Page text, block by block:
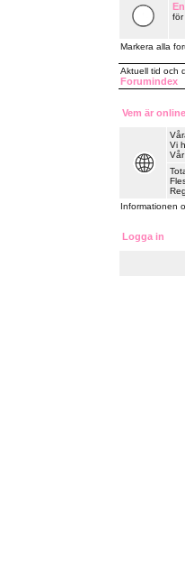
för
Markera alla
Aktuell tid och
Forumindex
Vem är online
Vi
Informationen
Logga in